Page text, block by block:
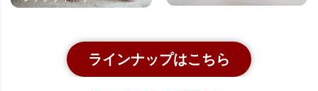
ラインナップはこちら